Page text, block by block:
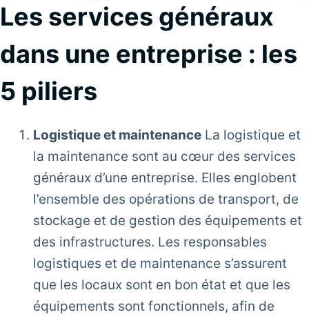
Les services généraux
dans une entreprise : les
5 piliers
Logistique et maintenanceLa logistique et
la maintenance sont au cœur des services
généraux d’une entreprise. Elles englobent
l’ensemble des opérations de transport, de
stockage et de gestion des équipements et
des infrastructures. Les responsables
logistiques et de maintenance s’assurent
que les locaux sont en bon état et que les
équipements sont fonctionnels, afin de